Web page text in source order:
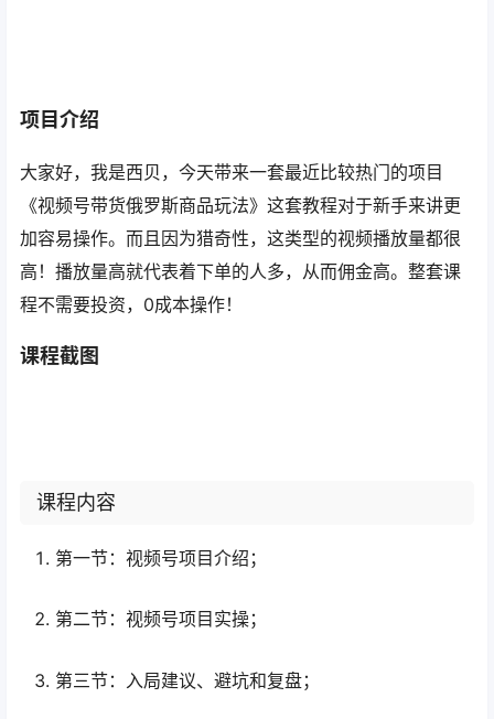
项目介绍
大家好，我是西贝，今天带来一套最近比较热门的项目
《视频号带货俄罗斯商品玩法》这套教程对于新手来讲更
加容易操作。 而且因为猎奇性，这类型的视频播放量都很
高！播放量高就代表着下单的人多，从而佣金高。整套课
程不需要投资，0成本操作！
课程截图
课程内容
第一节：视频号项目介绍；
第二节：视频号项目实操；
第三节：入局建议、避坑和复盘；